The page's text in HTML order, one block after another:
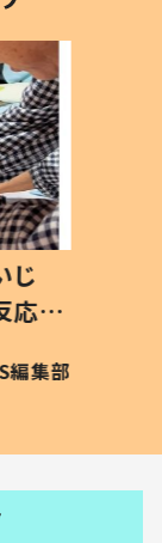
じ
応に
方な
編集部